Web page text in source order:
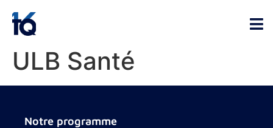
ULB Santé
Notre programme